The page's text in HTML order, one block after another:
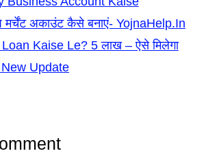
अकाउंट कैसे बनाएं- YojnaHelp.In
Kaise Le? 5 लाख – ऐसे मिलेगा
New Update